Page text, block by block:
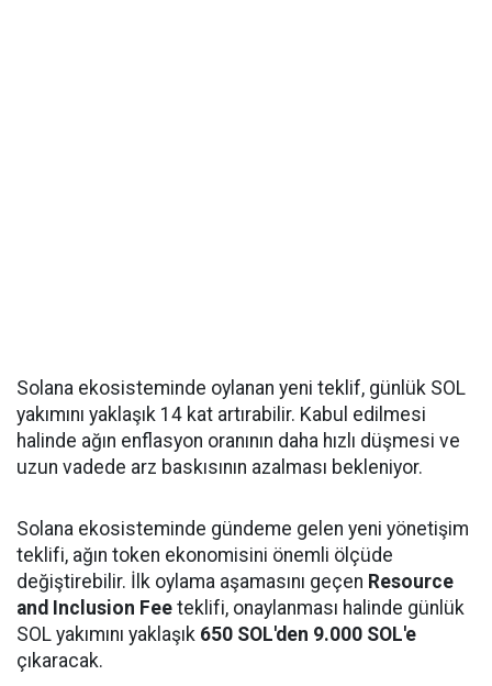
Solana ekosisteminde oylanan yeni teklif, günlük SOL
yakımını yaklaşık 14 kat artırabilir. Kabul edilmesi
halinde ağın enflasyon oranının daha hızlı düşmesi ve
uzun vadede arz baskısının azalması bekleniyor.
Solana ekosisteminde gündeme gelen yeni yönetişim
teklifi, ağın token ekonomisini önemli ölçüde
değiştirebilir. İlk oylama aşamasını geçen Resource
and Inclusion Fee teklifi, onaylanması halinde günlük
SOL yakımını yaklaşık 650 SOL'den 9.000 SOL'e
çıkaracak.